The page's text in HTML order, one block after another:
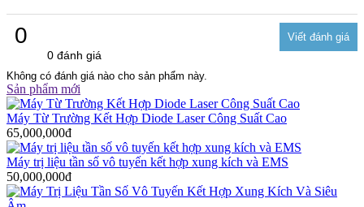
0
0 đánh giá
Không có đánh giá nào cho sản phẩm này.
Sản phẩm mới
Máy Từ Trường Kết Hợp Diode Laser Công Suất Cao
65,000,000đ
Máy trị liệu tần số vô tuyến kết hợp xung kích và EMS
50,000,000đ